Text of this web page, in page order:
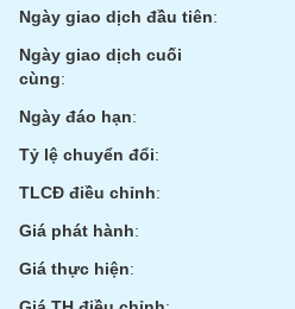
Ngày giao dịch đầu tiên:
Ngày giao dịch cuối
cùng:
Ngày đáo hạn:
Tỷ lệ chuyển đổi:
TLCĐ điều chỉnh:
Giá phát hành:
Giá thực hiện:
Báo
cáo
tích
ngữ